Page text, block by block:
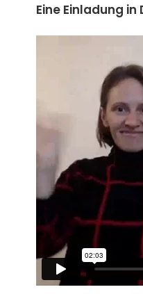
Eine Einladung